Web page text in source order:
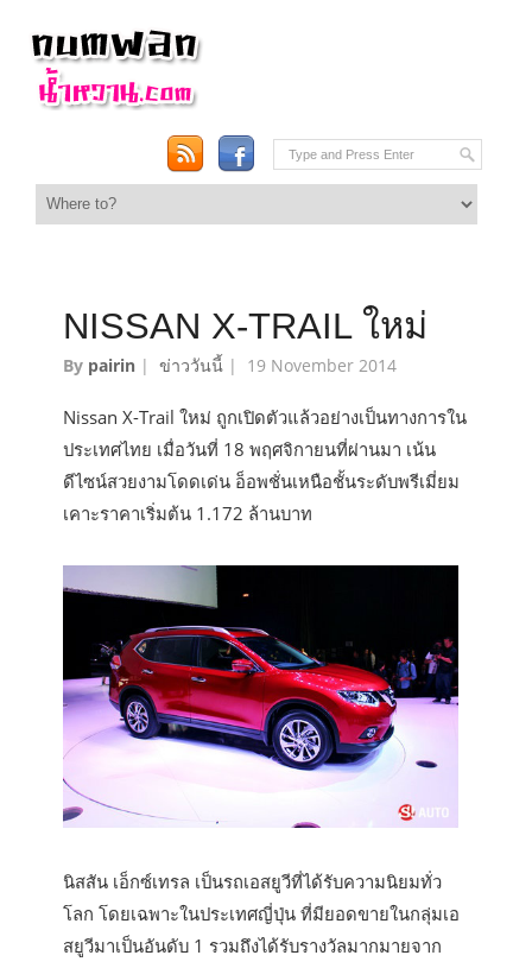
NISSAN X-TRAIL ใหม่
By pairin |ข่าววันนี้ | 19 November 2014
Nissan X-Trail ใหม่ ถูกเปิดตัวแล้วอย่างเป็นทางการใน
ประเทศไทย เมื่อวันที่ 18 พฤศจิกายนที่ผ่านมา เน้น
ดีไซน์สวยงามโดดเด่น อ็อพชั่นเหนือชั้นระดับพรีเมี่ยม
เคาะราคาเริ่มต้น 1.172 ล้านบาท
นิสสัน เอ็กซ์เทรล เป็นรถเอสยูวีที่ได้รับความนิยมทั่ว
โลก โดยเฉพาะในประเทศญี่ปุ่น ที่มียอดขายในกลุ่มเอ
สยูวีมาเป็นอันดับ 1 รวมถึงได้รับรางวัลมากมายจาก